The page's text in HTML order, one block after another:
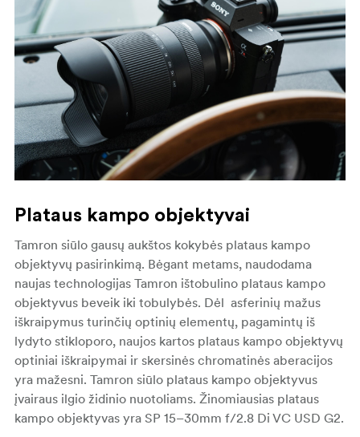
Plataus kampo objektyvai
Tamron siūlo gausų aukštos kokybės plataus kampo
objektyvų pasirinkimą. Bėgant metams, naudodama
naujas technologijas Tamron ištobulino plataus kampo
objektyvus beveik iki tobulybės. Dėl asferinių mažus
iškraipymus turinčių optinių elementų, pagamintų iš
lydyto stikloporo, naujos kartos plataus kampo objektyvų
optiniai iškraipymai ir skersinės chromatinės aberacijos
yra mažesni. Tamron siūlo plataus kampo objektyvus
įvairaus ilgio židinio nuotoliams. Žinomiausias plataus
kampo objektyvas yra SP 15–30mm f/2.8 Di VC USD G2.